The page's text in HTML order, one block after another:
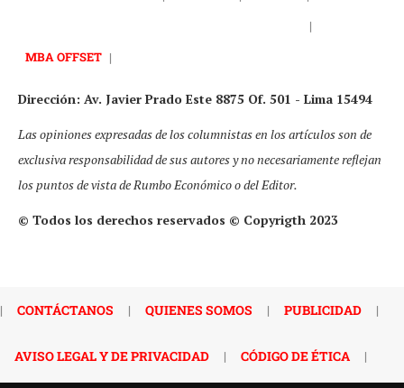
|
MBA OFFSET |
Dirección: Av. Javier Prado Este 8875 Of. 501 - Lima 15494
Las opiniones expresadas de los columnistas en los artículos son de
exclusiva responsabilidad de sus autores y no necesariamente reflejan
los puntos de vista de Rumbo Económico o del Editor.
© Todos los derechos reservados © Copyrigth 2023
| CONTÁCTANOS | QUIENES SOMOS | PUBLICIDAD |
AVISO LEGAL Y DE PRIVACIDAD | CÓDIGO DE ÉTICA |